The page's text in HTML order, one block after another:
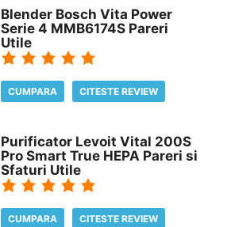
Blender Bosch Vita Power
Serie 4 MMB6174S Pareri
Utile
CUMPARA CITESTE REVIEW
Purificator Levoit Vital 200S
Pro Smart True HEPA Pareri si
Sfaturi Utile
CUMPARA CITESTE REVIEW